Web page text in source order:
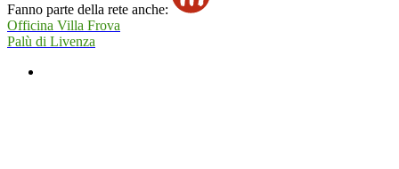
Fanno parte della rete anche:
Officina Villa Frova
Palù di Livenza